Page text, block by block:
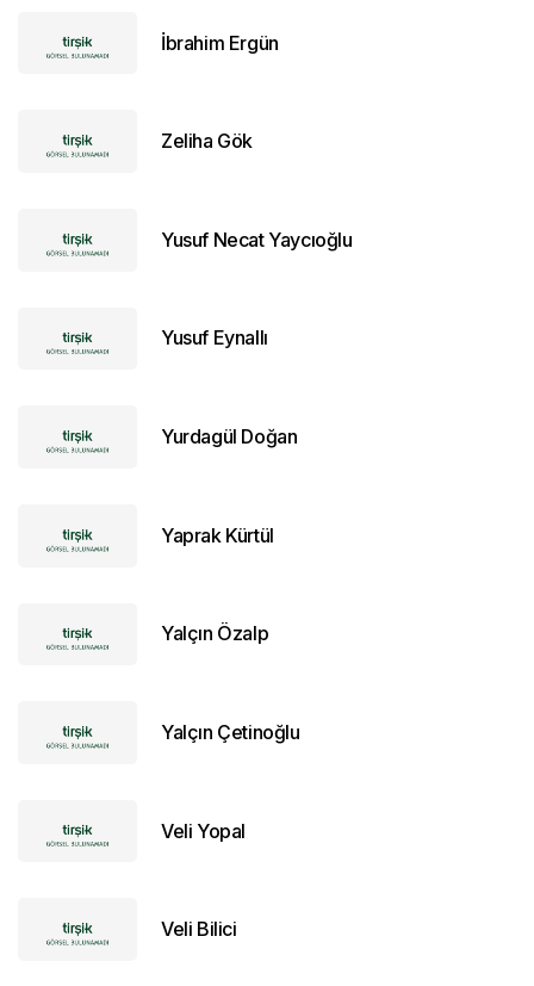
İbrahim Ergün
Zeliha Gök
Yusuf Necat Yaycıoğlu
Yusuf Eynallı
Yurdagül Doğan
Yaprak Kürtül
Yalçın Özalp
Yalçın Çetinoğlu
Veli Yopal
Veli Bilici